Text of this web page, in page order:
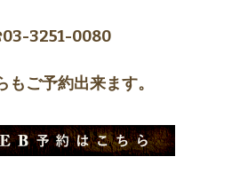
3251-0080
ご予約出来ます。